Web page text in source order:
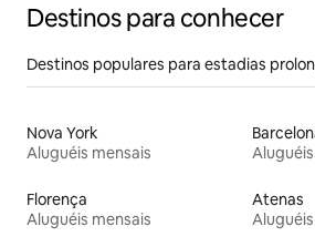
Destinos para conhecer
Destinos populares para estadias
Nova York
Aluguéis mensais
Florença
Aluguéis mensais
Atenas